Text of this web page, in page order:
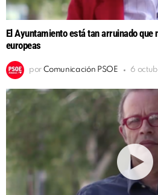
El Ayuntamiento está tan arruinado que
europeas
por Comunicación PSOE 6